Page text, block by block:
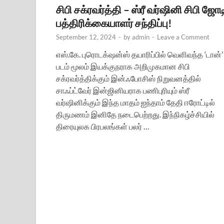
சிபி சக்ரவர்த்தி – ஸ்ரீ வர்ஷினி சிபி
பத்திரிக்கையாளர் சந்திப்பு!
September 12, 2024 - byadmin - Leave a Comment
எஸ்.கே. புரொடக்‌ஷன்ஸ் தயாரிப்பில் வெளிவந்த ‘டான்’
படம் மூலம் இயக்குநராக அறிமுகமான சிபி
சக்ரவர்த்திக்கும் இன்ஃபோசிஸ் நிறுவனத்தில்
சாஃப்ட்வேர் இன்ஜினியராக பணிபுரியும் ஸ்ரீ
வர்ஷினிக்கும் இந்த மாதம் ஐந்தாம் தேதி ஈரோட்டில்
திருமணம் இனிதே நடைபெற்றது. இந்நிகழ்ச்சியில்
திரையுலக பிரபலங்கள் பலர் …